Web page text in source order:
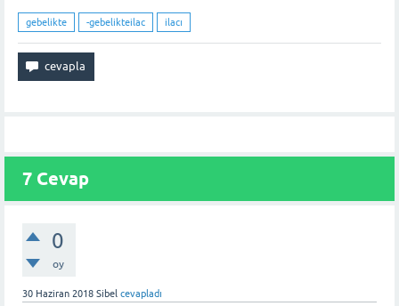
gebelikte -gebelikteilac ilacı
7 Cevap
0
oy
30 Haziran 2018 Sibel cevapladı